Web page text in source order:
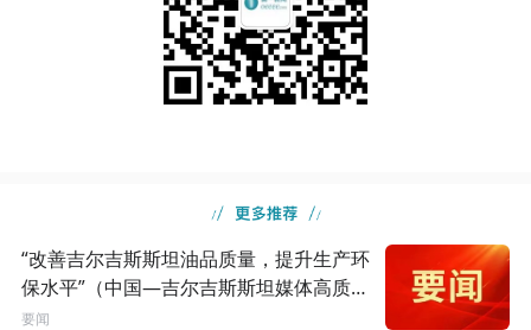
“改善吉尔吉斯斯坦油品质量，提升生产环
保水平”（中国—吉尔吉斯斯坦媒体高质量
共建“一带一路”联合采访）
要闻